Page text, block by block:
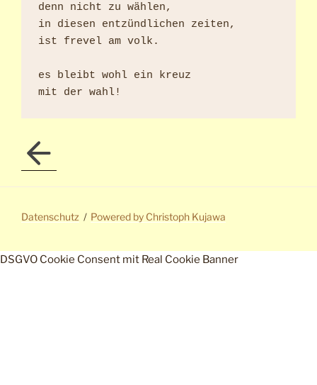
denn nicht zu wählen,
in diesen entzündlichen zeiten,
ist frevel am volk.
es bleibt wohl ein kreuz
Datenschutz Powered by Christoph Kujawa
DSGVO Cookie Consent mit Real Cookie Banner